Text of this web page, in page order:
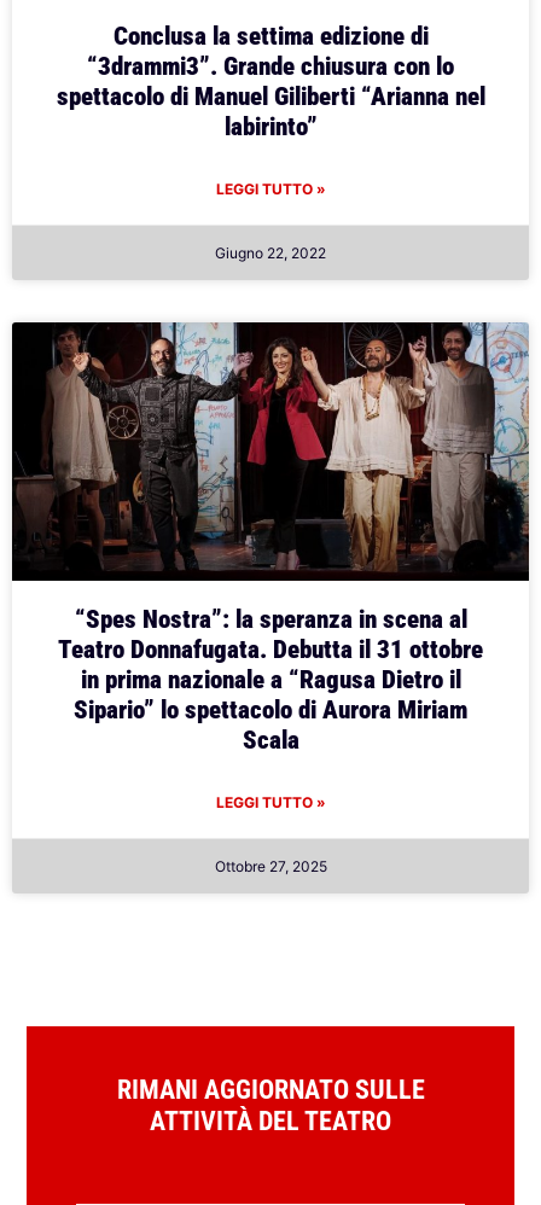
Conclusa la settima edizione di
“3drammi3”. Grande chiusura con lo
spettacolo di Manuel Giliberti “Arianna nel
labirinto”
LEGGI TUTTO »
Giugno 22, 2022
“Spes Nostra”: la speranza in scena al
Teatro Donnafugata. Debutta il 31 ottobre
in prima nazionale a “Ragusa Dietro il
Sipario” lo spettacolo di Aurora Miriam
Scala
LEGGI TUTTO »
Ottobre 27, 2025
RIMANI AGGIORNATO SULLE
ATTIVITÀ DEL TEATRO